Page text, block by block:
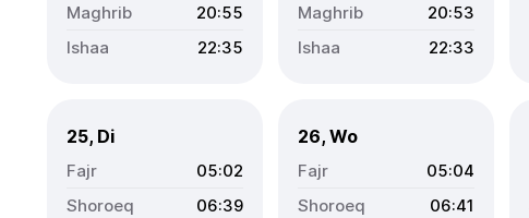
20:55
22:35
20:53
22:33
25, Di
05:02
06:39
26, Wo
05:04
06:41